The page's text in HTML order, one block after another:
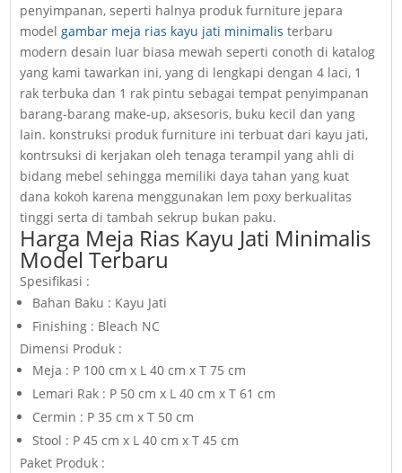
penyimpanan, seperti halnya produk furniture jepara
modelgambar meja rias kayu jati minimalis terbaru
modern desain luar biasa mewah seperti conoth di katalog
yang kami tawarkan ini, yang di lengkapi dengan 4 laci, 1
rak terbuka dan 1 rak pintu sebagai tempat penyimpanan
barang-barang make-up, aksesoris, buku kecil dan yang
lain. konstruksi produk furniture ini terbuat dari kayu jati,
kontrsuksi di kerjakan oleh tenaga terampil yang ahli di
bidang mebel sehingga memiliki daya tahan yang kuat
dana kokoh karena menggunakan lem poxy berkualitas
tinggi serta di tambah sekrup bukan paku.
Harga Meja Rias Kayu Jati Minimalis
Model Terbaru
Spesifikasi :
Bahan Baku : Kayu Jati
Finishing : Bleach NC
Dimensi Produk :
Meja : P 100 cm x L 40 cm x T 75 cm
Lemari Rak : P 50 cm x L 40 cm x T 61 cm
Cermin : P 35 cm x T 50 cm
Stool : P 45 cm x L 40 cm x T 45 cm
Paket Produk :